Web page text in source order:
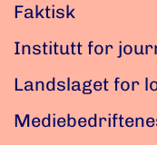
Faktisk
Institutt for
Landslaget for